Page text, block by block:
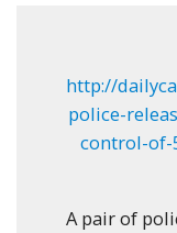
http://
police-
control-of-
A pair of